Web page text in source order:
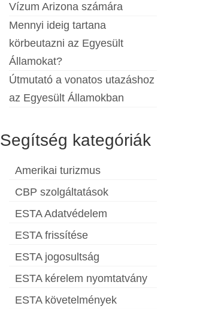
Vízum Arizona számára
Mennyi ideig tartana
körbeutazni az Egyesült
Államokat?
Útmutató a vonatos utazáshoz
az Egyesült Államokban
Segítség kategóriák
Amerikai turizmus
CBP szolgáltatások
ESTA Adatvédelem
ESTA frissítése
ESTA jogosultság
ESTA kérelem nyomtatvány
ESTA követelmények